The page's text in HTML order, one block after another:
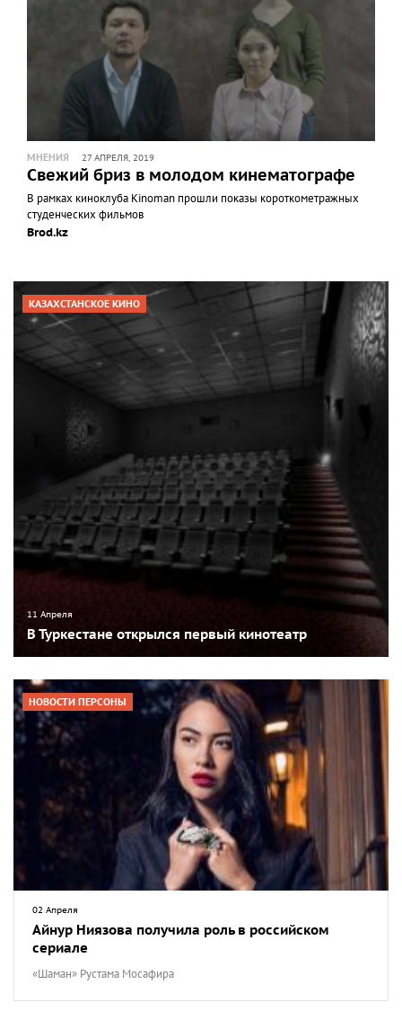
МНЕНИЯ 27 АПРЕЛЯ, 2019
Свежий бриз в молодом кинематографе
В рамках киноклуба Kinoman прошли показы короткометражных
студенческих фильмов
Brod.kz
КАЗАХСТАНСКОЕ КИНО
11 Апреля
В Туркестане открылся первый кинотеатр
НОВОСТИ ПЕРСОНЫ
02 Апреля
Айнур Ниязова получила роль в российском
сериале
«Шаман» Рустама Мосафира